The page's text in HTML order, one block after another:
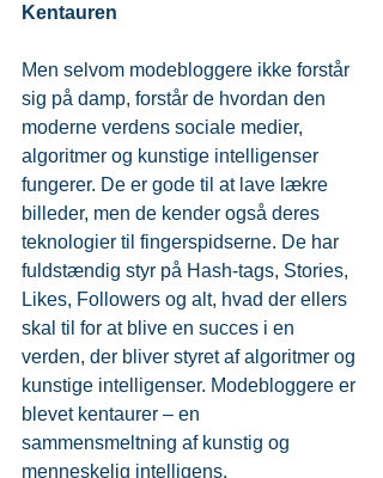
Kentauren
Men selvom modebloggere ikke forstår
sig på damp, forstår de hvordan den
moderne verdens sociale medier,
algoritmer og kunstige intelligenser
fungerer. De er gode til at lave lækre
billeder, men de kender også deres
teknologier til fingerspidserne. De har
fuldstændig styr på Hash-tags, Stories,
Likes, Followers og alt, hvad der ellers
skal til for at blive en succes i en
verden, der bliver styret af algoritmer og
kunstige intelligenser. Modebloggere er
blevet kentaurer – en
sammensmeltning af kunstig og
menneskelig intelligens.